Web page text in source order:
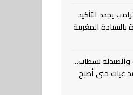
يجدد التأكيد
المغربية
والصيدلة بسطات…
غيات حتى أصبح